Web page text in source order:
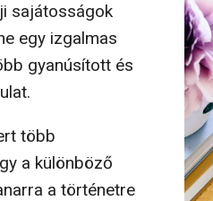
sajátosságok
egy izgalmas
gyanúsított és
több
a különböző
a történetre